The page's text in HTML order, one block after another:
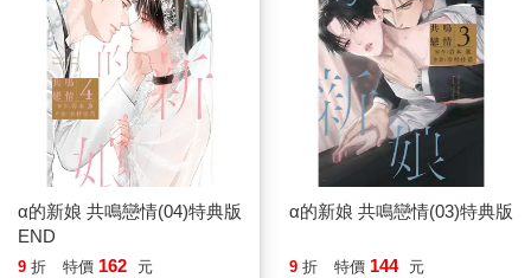
α的新娘 共鳴戀情(04)特典版
END
9 折 特價 162 元
α的新娘 共鳴戀情(03)特典版
9 折 特價 144 元